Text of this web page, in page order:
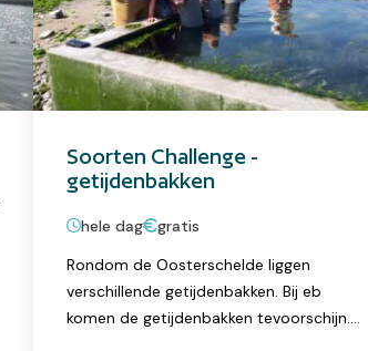
Soorten Challenge -
getijdenbakken
hele dag
gratis
Rondom de Oosterschelde liggen
verschillende getijdenbakken. Bij eb
komen de getijdenbakken tevoorschijn.